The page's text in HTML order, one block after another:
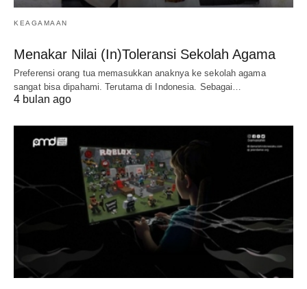
KEAGAMAAN
Menakar Nilai (In)Toleransi Sekolah Agama
Preferensi orang tua memasukkan anaknya ke sekolah agama
sangat bisa dipahami. Terutama di Indonesia. Sebagai…
4 bulan ago